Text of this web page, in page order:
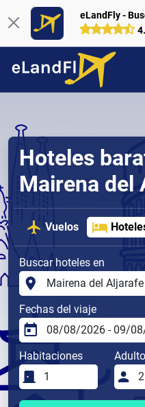
eLandFly -
Hoteles
Mairena del
Vuelos
Buscar hoteles en
Fechas del viaje
Habitaciones